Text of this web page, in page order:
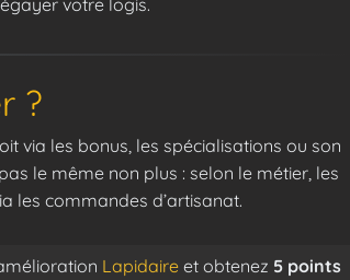
?
via les bonus, les spécialisations ou son
le même non plus : selon le métier, les
les commandes d’artisanat.
Lapidaire et obtenez 5 points